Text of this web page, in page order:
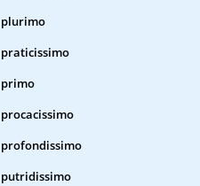
plurimo
praticissimo
primo
procacissimo
profondissimo
putridissimo